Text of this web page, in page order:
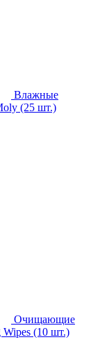
Влажные
(25 шт.)
Очищающие
Wipes (10 шт.)